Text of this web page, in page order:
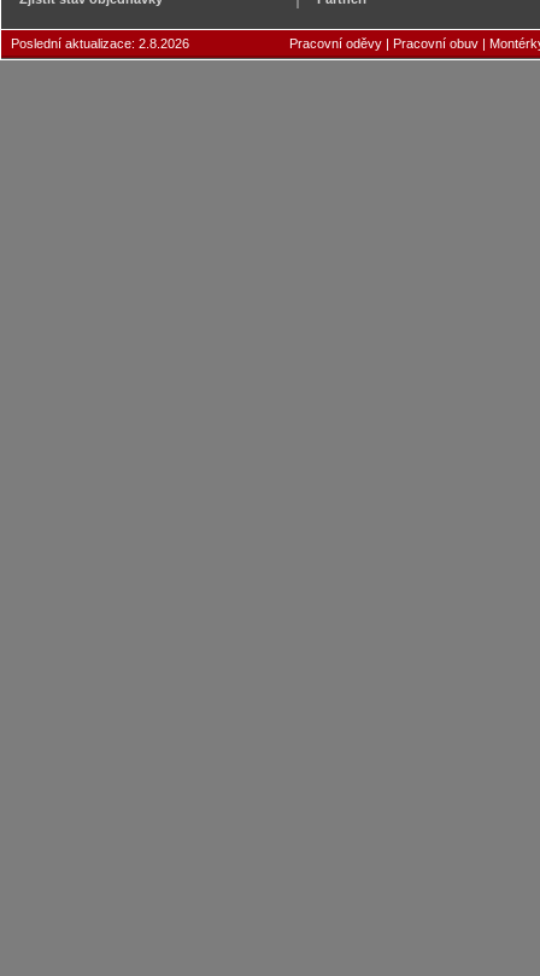
Poslední aktualizace: 2.8.2026 Pracovní oděvy | Pracovní obuv |